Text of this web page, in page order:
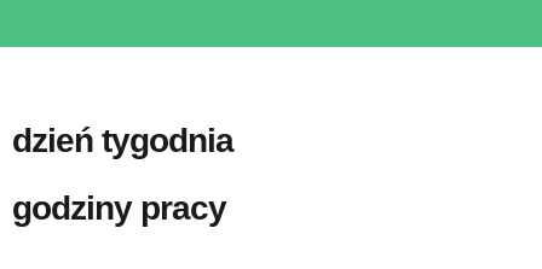
dzień tygodnia
godziny pracy